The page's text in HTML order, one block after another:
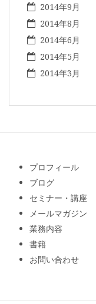
2014年9月
2014年8月
2014年6月
2014年5月
2014年3月
プロフィール
ブログ
セミナー・講座
メールマガジン
業務内容
書籍
お問い合わせ